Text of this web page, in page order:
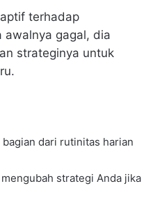
terhadap
awalnya gagal, dia
strateginya untuk
dari rutinitas harian
strategi Anda jika